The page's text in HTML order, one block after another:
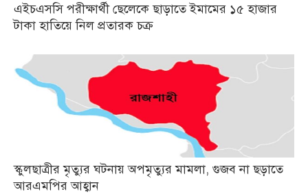
এইচএসসি পরীক্ষার্থী ছেলেকে ছাড়াতে ইমামের ১৫ হাজার
টাকা হাতিয়ে নিল প্রতারক চক্র
স্কুলছাত্রীর মৃত্যুর ঘটনায় অপমৃত্যুর মামলা, গুজব না ছড়াতে
আরএমপির আহ্বান